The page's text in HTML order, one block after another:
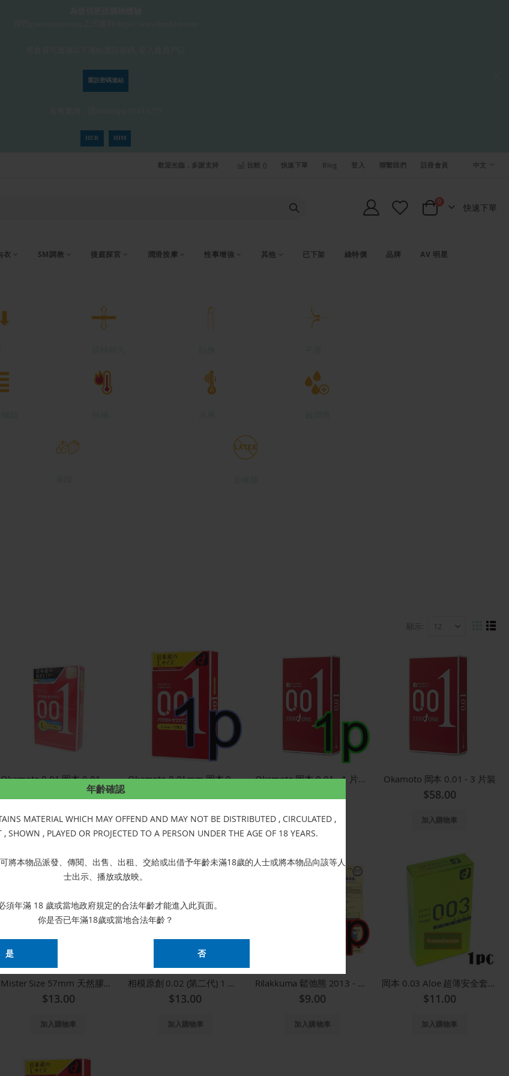
年齡確認
MATERIAL WHICH MAY OFFEND AND MAY NOT BE DISTRIBUTED , CIRCULATED ,
SHOWN , PLAYED OR PROJECTED TO A PERSON UNDER THE AGE OF 18 YEARS.
將本物品派發、傳閱、出售、出租、交給或出借予年齡未滿18歲的人士或將本物品向該等人
士出示、播放或放映。
須年滿 18 歲或當地政府規定的合法年齡才能進入此頁面。
你是否已年滿18歲或當地合法年齡？
重設密碼連結
HER HIM
歡迎光臨，多謝支持 比較 () 快速下單 Blog 登入 聯繫我們 註冊會員
語
中文
Cart
0 項目
快速下單
衣 SM調教 後庭探宮 潤滑按摩 性事增強 其他 已下架 綠特價 品牌 AV 明星
顯示
網 列
Okamoto 0.01 岡本 0.01 大碼超潤滑-3片裝 2019
加入購物車
Okamoto 0.01mm 岡本 0.01(大碼)-1片散裝
加入購物車
Okamoto 岡本 0.01 - 1 片散裝
加入購物車
Okamoto 岡本 0.01 - 3 片裝
$58.00
加入購物車
Mister Size 57mm 天然膠乳安全套-1片散裝 0119
$13.00
加入購物車
相模原創 0.02 (第二代) 1 片散裝
$13.00
加入購物車
Rilakkuma 鬆弛熊 2013 - 1 片散裝
$9.00
加入購物車
岡本 0.03 Aloe 超薄安全套(蘆薈) - 1 片裝
$11.00
加入購物車